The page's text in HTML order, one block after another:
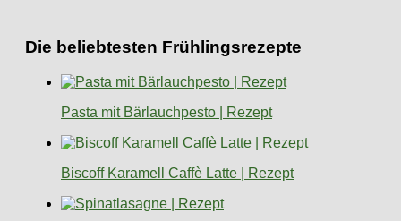
Die beliebtesten Frühlingsrezepte
Pasta mit Bärlauchpesto | Rezept
Biscoff Karamell Caffè Latte | Rezept